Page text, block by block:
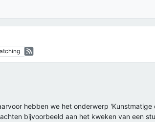
hebben we het onderwerp
bijvoorbeeld aan het kweken van een